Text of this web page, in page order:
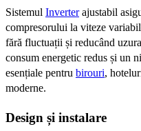
Sistemul Inverterajustabil
compresorului la viteze
fără fluctuații și reducând
consum energetic redus și un
esențiale pentru birouri,
moderne.
Design și instalare